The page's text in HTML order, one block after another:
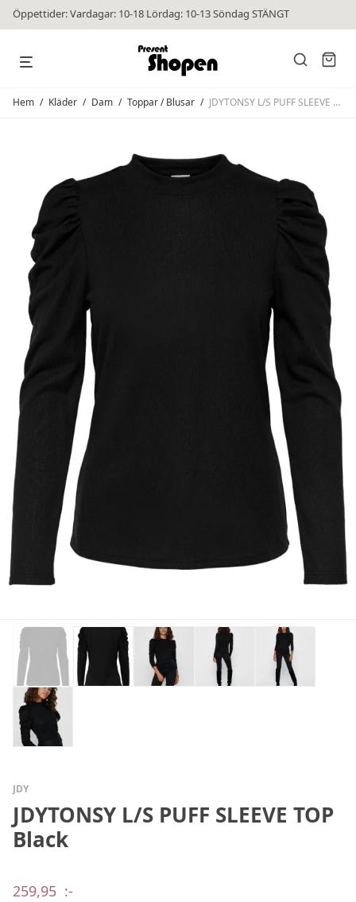
Öppettider: Vardagar: 10-18 Lördag: 10-13 Söndag STÄNGT
Hem / Kläder / Dam / Toppar / Blusar / JDYTONSY L/S PUFF SLEEVE TOP Black
JDY
JDYTONSY L/S PUFF SLEEVE TOP
Black
259,95 :-